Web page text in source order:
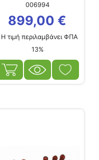
006994
899,00 €
Η τιμή περιλαμβάνει ΦΠΑ
13%